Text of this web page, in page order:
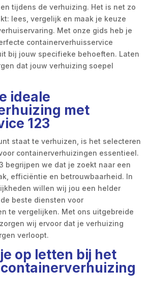
tijdens de verhuizing. Het is net zo
lees, vergelijk en maak je keuze
Met onze gids heb je
containerverhuisservice
bij jouw specifieke behoeften. Laten
dat jouw verhuizing soepel
ideale
met
123
staat te verhuizen, is het selecteren
containerverhuizingen essentieel.
begrijpen we dat je zoekt naar een
efficiëntie en betrouwbaarheid. In
willen wij jou een helder
beste diensten voor
te vergelijken. Met ons uitgebreide
wij ervoor dat je verhuizing
verloopt.
op letten bij het